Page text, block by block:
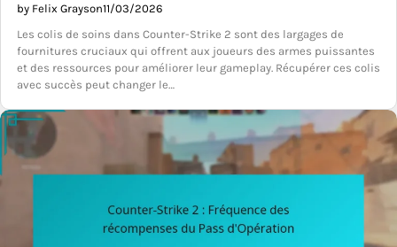
by Felix Grayson11/03/2026
Les colis de soins dans Counter-Strike 2 sont des largages de
fournitures cruciaux qui offrent aux joueurs des armes puissantes
et des ressources pour améliorer leur gameplay. Récupérer ces colis
avec succès peut changer le…